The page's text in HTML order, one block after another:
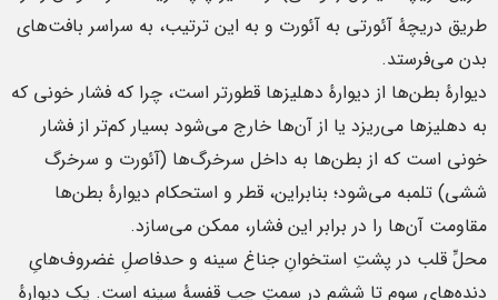
طریق دریچهٔ آئورتی به آئورت و به این ترتیب، به سراسر بافت‌های
بدن می‌فرستد.
دیوارهٔ بطن‌ها از دیوارهٔ دهلیزها قطورتر است، چرا که فشار خونی که
به دهلیزها می‌ریزد یا از آن‌ها خارج می‌شود بسیار کم‌تر از فشار
خونی است که از بطن‌ها به داخل سرخرگ‌ها (آئورت و سرخرگ
ششی) تلمبه می‌شود؛ بنابراین، قطر و استحکام دیوارهٔ بطن‌ها
مقاومت آن‌ها را در برابر این فشار، ممکن می‌سازد.
محلِّ قلب در پشتِ استخوانِ جناغ سینه و حدفاصلِ غضروف‌هایِ
دنده‌های سوم تا ششم در سمتِ چپِ قفسهٔ سینه است. یک دیوارهٔ